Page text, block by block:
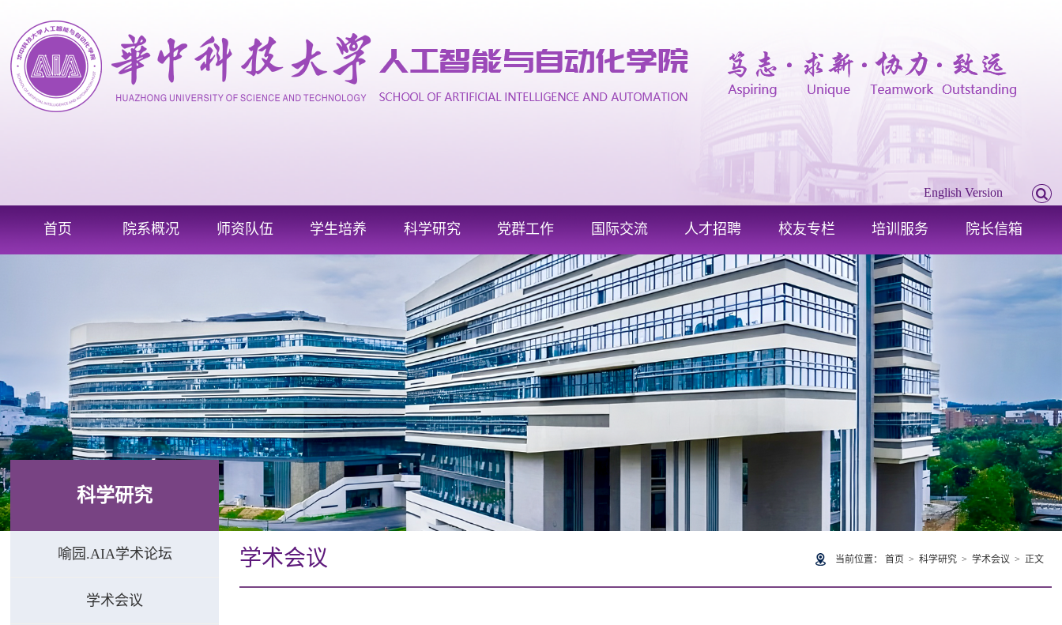
English Version
首页 院系概况 师资队伍 学生培养 科学研究 党群工作 国际交流 人才招聘 校友专栏 培训服务 院长信箱
科学研究
喻园.AIA学术论坛
学术会议
学术会议 当前位置： 首页 > 科学研究> 学术会议 > 正文